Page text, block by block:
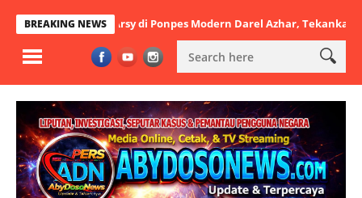
BREAKING NEWS
Arsy di Ponpes Modern Darel Azhar, Tekankan Pentingnya